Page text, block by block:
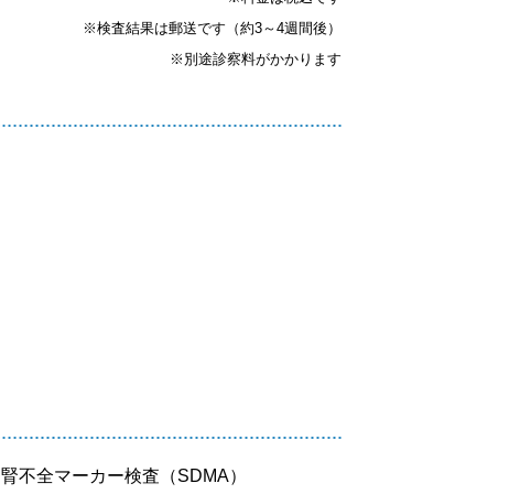
※検査結果は郵送です（約3～4週間後）
※別途診察料がかかります
腎不全マーカー検査（SDMA）